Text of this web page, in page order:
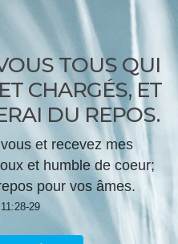
TOUS QUI
CHARGÉS, ET
DU REPOS.
et recevez mes
et humble de coeur;
pour vos âmes.
29